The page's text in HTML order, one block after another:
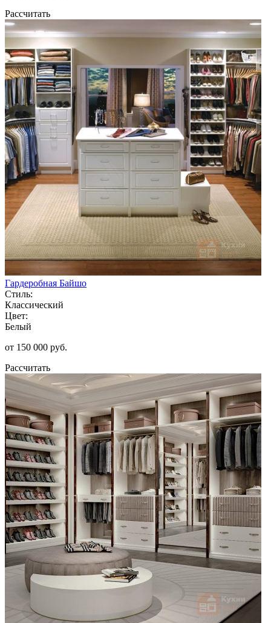
Рассчитать
Гардеробная Байшо
Стиль:
Классический
Цвет:
Белый
от 150 000 руб.
Рассчитать